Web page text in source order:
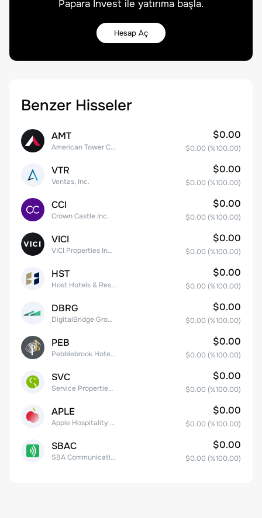
Papara Invest ile yatırıma başla.
Hesap Aç
Benzer Hisseler
AMT
American Tower Corporation
$0.00
$0.00 (%100.00)
VTR
Ventas, Inc.
$0.00
$0.00 (%100.00)
CCI
Crown Castle Inc.
$0.00
$0.00 (%100.00)
VICI
VICI Properties Inc. Common Stock
$0.00
$0.00 (%100.00)
HST
Host Hotels & Resorts, Inc.
$0.00
$0.00 (%100.00)
DBRG
DigitalBridge Group, Inc.
$0.00
$0.00 (%100.00)
PEB
Pebblebrook Hotel Trust
$0.00
$0.00 (%100.00)
SVC
Service Properties Trust Common Stock
$0.00
$0.00 (%100.00)
APLE
Apple Hospitality REIT, Inc.
$0.00
$0.00 (%100.00)
SBAC
SBA Communications Corp
$0.00
$0.00 (%100.00)